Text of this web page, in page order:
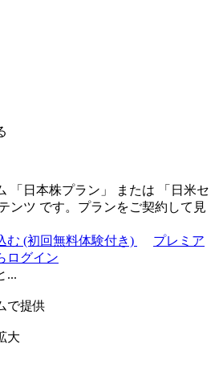
「 日本株プラン 」 または 「 日米セ
ンツ です。プランをご契約して見
む (初回無料体験付き)
プレミア
ログイン
...
で提供
大